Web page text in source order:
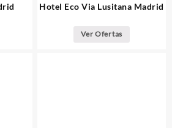
Hotel Eco Via Lusitana Madrid
Ver Ofertas